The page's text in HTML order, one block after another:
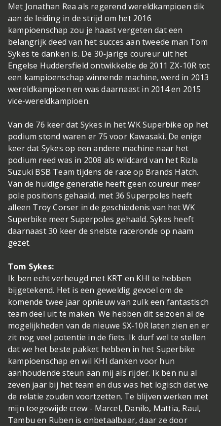
Met Jonathan Rea als regerend wereldkampioen dik
aan de leiding in de strijd om het 2016
kampioenschap zou je haast vergeten dat een
belangrijk deed van het succes aan tweede man Tom
Sykes te danken is. De 30-jarige coureur uit het
Engelse Huddersfield ontwikkelde de 2011 ZX-10R tot
een kampioenschap winnende machine, werd in 2013
wereldkampioen en was daarnaast in 2014 en 2015
vice-wereldkampioen.
Van de 76 keer dat Sykes in het WK Superbike op het
podium stond waren er 75 voor Kawasaki. De enige
keer dat Sykes op een andere machine naar het
podium reed was in 2008 als wildcard van het Rizla
Suzuki BSB Team tijdens de race op Brands Hatch.
Van de huidige generatie heeft geen coureur meer
pole positions gehaald, met 36 Superpoles heeft
alleen Troy Corser in de geschiedenis van het WK
Superbike meer Superpoles gehaald. Sykes heeft
daarnaast 30 keer de snelste raceronde op naam
gezet.
Tom Sykes:
Ik ben echt verheugd met KRT en KHI te hebben
bijgetekend. Het is een geweldig gevoel om de
komende twee jaar opnieuw van zulk een fantastisch
team deel uit te maken. We hebben dit seizoen al de
mogelijkheden van de nieuwe SX-10R laten zien en er
zit nog veel potentie in de fiets. Ik durf wel te stellen
dat we het beste pakket hebben in het Superbike
kampioenschap en wil KHI danken voor hun
aanhoudende steun aan mij als rijder. Ik ben nu al
zeven jaar bij het team en dus was het logisch dat we
de relatie zouden voortzetten. Te blijven werken met
mijn toegewijde crew - Marcel, Danilo, Mattia, Raul,
Tambu en Ruben is onbetaalbaar, daar ze door